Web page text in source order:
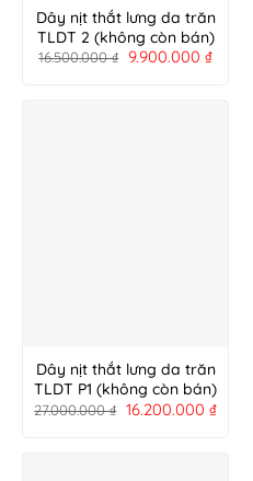
Dây nịt thắt lưng da trăn
TLDT 2 (không còn bán)
16.500.000₫ 9.900.000 ₫
Dây nịt thắt lưng da trăn
TLDT P1 (không còn bán)
27.000.000₫ 16.200.000 ₫